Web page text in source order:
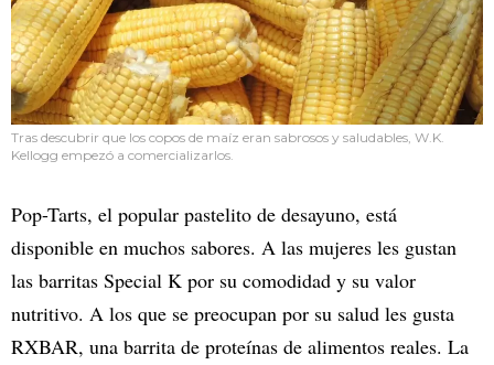
Tras descubrir que los copos de maíz eran sabrosos y saludables, W.K.
Kellogg empezó a comercializarlos.
Pop-Tarts, el popular pastelito de desayuno, está
disponible en muchos sabores. A las mujeres les gustan
las barritas Special K por su comodidad y su valor
nutritivo. A los que se preocupan por su salud les gusta
RXBAR, una barrita de proteínas de alimentos reales. La